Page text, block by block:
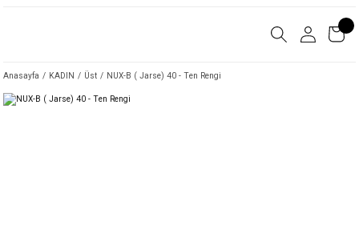
Anasayfa KADIN Üst NUX-B ( Jarse) 40 - Ten Rengi